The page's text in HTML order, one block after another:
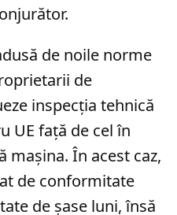
de noile norme
de
inspecția tehnică
UE față de cel în
mașina. În acest caz,
de conformitate
de șase luni, însă